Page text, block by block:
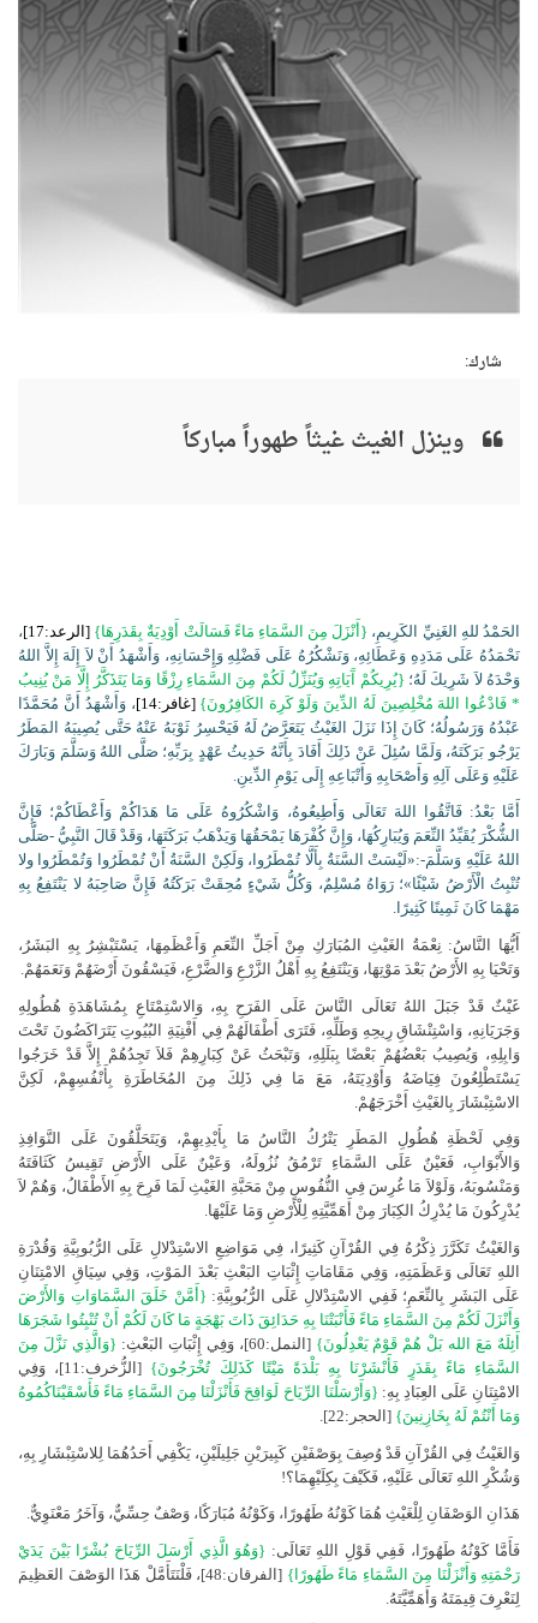
شارك:
وينزل الغيث غيثاً طهوراً مباركاً
الحَمْدُ للهِ الغَنِيِّ الكَرِيمِ، {أَنْزَلَ مِنَ السَّمَاءِ مَاءً فَسَالَتْ أَوْدِيَةٌ بِقَدَرِهَا} [الرعد:17]
،
نَحْمَدُهُ عَلَى مَدَدِهِ وَعَطَائِهِ، وَنَشْكُرُهُ عَلَى فَضْلِهِ وَإِحْسَانِهِ، وَأَشْهَدُ أَنْ لاَ إِلَهَ إِلاَّ اللهُ
وَحْدَهُ لاَ شَرِيكَ لَهُ؛ {يُرِيكُمْ آَيَاتِهِ وَيُنَزِّلُ لَكُمْ مِنَ السَّمَاءِ رِزْقًا وَمَا يَتَذَكَّرُ إِلَّا مَنْ يُنِيبُ
* فَادْعُوا اللهَ مُخْلِصِينَ لَهُ الدِّينَ وَلَوْ كَرِهَ الكَافِرُونَ} [غافر:14]
، وَأَشْهَدُ أَنَّ مُحَمَّدًا
عَبْدُهُ وَرَسُولُهُ؛ كَانَ إِذَا نَزَلَ الغَيْثُ يَتَعَرَّضُ لَهُ فَيَحْسِرُ ثَوْبَهُ عَنْهُ حَتَّى يُصِيبَهُ المَطَرُ
يَرْجُو بَرَكَتَهُ، وَلَمَّا سُئِلَ عَنْ ذَلِكَ أَفَادَ بِأَنَّهُ حَدِيثُ عَهْدٍ بِرَبِّهِ؛ صَلَّى اللهُ وَسَلَّمَ وَبَارَكَ
عَلَيْهِ وَعَلَى آلِهِ وَأَصْحَابِهِ وَأَتْبَاعِهِ إِلَى يَوْمِ الدِّينِ.
أَمَّا بَعْدُ: فَاتَّقُوا اللهَ تَعَالَى وَأَطِيعُوهُ، وَاشْكُرُوهُ عَلَى مَا هَدَاكُمْ وَأَعْطَاكُمْ؛ فَإِنَّ
الشُّكْرَ يُقَيِّدُ النِّعَمَ وَيُبَارِكُهَا، وَإِنَّ كُفْرَهَا يَمْحَقُهَا وَيَذْهَبُ بَرَكَتَهَا، وَقَدْ قَالَ النَّبِيُّ -صَلَّى
اللهُ عَلَيْهِ وَسَلَّمَ-:«لَيْسَتْ السَّنَةُ بِأَلَّا تُمْطَرُوا، وَلَكِنْ السَّنَةُ أَنْ تُمْطَرُوا وَتُمْطَرُوا ولا
تُنْبِتُ الْأَرْضُ شَيْئًا»؛ رَوَاهُ مُسْلِمٌ، وَكُلُّ شَيْءٍ مُحِقَتْ بَرَكَتُهُ فَإِنَّ صَاحِبَهُ لا يَنْتَفِعُ بِهِ
مَهْمَا كَانَ ثَمِينًا كَثِيرًا.
أَيُّهَا النَّاسُ: نِعْمَةُ الغَيْثِ المُبَارَكِ مِنْ أَجَلِّ النِّعَمِ وَأَعْظَمِهَا، يَسْتَبْشِرُ بِهِ البَشَرُ،
وَتَحْيَا بِهِ الأَرْضُ بَعْدَ مَوْتِهَا، وَيَنْتَفِعُ بِهِ أَهْلُ الزَّرْعِ وَالضَّرْعِ، فَيَسْقُونَ أَرْضَهُمْ وَنَعَمَهُمْ.
غَيْثٌ قَدْ جَبَلَ اللهُ تَعَالَى النَّاسَ عَلَى الفَرَحِ بِهِ، وَالاسْتِمْتَاعِ بِمُشَاهَدَةِ هُطُولِهِ
وَجَرَيَانِهِ، وَاسْتِنْشَاقِ رِيحِهِ وَطَلِّهِ، فَتَرَى أَطْفَالَهُمْ فِي أَفْنِيَةِ البُيُوتِ يَتَرَاكَضُونَ تَحْتَ
وَابِلِهِ، وَيُصِيبُ بَعْضُهُمْ بَعْضًا بِبَلَلِهِ، وَتَبْحَثُ عَنْ كِبَارِهِمْ فَلاَ تَجِدُهُمْ إِلاَّ قَدْ خَرَجُوا
يَسْتَطْلِعُونَ فِيَاضَهُ وَأَوْدِيَتَهُ، مَعَ مَا فِي ذَلِكَ مِنَ المُخَاطَرَةِ بِأَنْفُسِهِمْ، لَكِنَّ
الاسْتِبْشَارَ بِالغَيْثِ أَخْرَجَهُمْ.
وَفِي لَحْظَةِ هُطُولِ المَطَرِ يَتْرُكُ النَّاسُ مَا بِأَيْدِيهِمْ، وَيَتَحَلَّقُونَ عَلَى النَّوَافِذِ
وَالأَبْوَابِ، فَعَيْنٌ عَلَى السَّمَاءِ تَرْمُقُ نُزُولَهُ، وَعَيْنٌ عَلَى الأَرْضِ تَقِيسُ كَثَافَتَهُ
وَمَنْسُوبَهُ، وَلَوْلاَ مَا غُرِسَ فِي النُّفُوسِ مِنْ مَحَبَّةِ الغَيْثِ لَمَا فَرِحَ بِهِ الأَطْفَالُ، وَهُمْ لاَ
يُدْرِكُونَ مَا يُدْرِكُ الكِبَارَ مِنْ أَهَمِّيَّتِهِ لِلْأَرْضِ وَمَا عَلَيْهَا.
وَالغَيْثُ تَكَرَّرَ ذِكْرُهُ فِي القُرْآنِ كَثِيرًا، فِي مَوَاضِعِ الاسْتِدْلالِ عَلَى الرُّبُوبِيَّةِ وَقُدْرَةِ
اللهِ تَعَالَى وَعَظَمَتِهِ، وَفِي مَقَامَاتِ إِثْبَاتِ البَعْثِ بَعْدَ المَوْتِ، وَفِي سِيَاقِ الامْتِنَانِ
عَلَى البَشَرِ بِالنِّعَمِ؛ فَفِي الاسْتِدْلالِ عَلَى الرُّبُوبِيَّةِ: {أَمَّنْ خَلَقَ السَّمَاوَاتِ وَالأَرْضَ
وَأَنْزَلَ لَكُمْ مِنَ السَّمَاءِ مَاءً فَأَنْبَتْنَا بِهِ حَدَائِقَ ذَاتَ بَهْجَةٍ مَا كَانَ لَكُمْ أَنْ تُنْبِتُوا شَجَرَهَا
أَئِلَهٌ مَعَ الله بَلْ هُمْ قَوْمٌ يَعْدِلُونَ} [النمل:60]، وَفِي إِثْبَاتِ البَعْثِ:
{وَالَّذِي نَزَّلَ مِنَ
السَّمَاءِ مَاءً بِقَدَرٍ فَأَنْشَرْنَا بِهِ بَلْدَةً مَيْتًا كَذَلِكَ تُخْرَجُونَ}
[الزُّخرف:11]، وَفِي
الامْتِنَانِ عَلَى العِبَادِ بِهِ: {وَأَرْسَلْنَا الرِّيَاحَ لَوَاقِحَ فَأَنْزَلْنَا مِنَ السَّمَاءِ مَاءً فَأَسْقَيْنَاكُمُوهُ
وَمَا أَنْتُمْ لَهُ بِخَازِنِينَ} [الحجر:22].
وَالغَيْثُ فِي القُرْآنِ قَدْ وُصِفَ بِوَصْفَيْنِ كَبِيرَيْنِ جَلِيلَيْنِ، يَكْفِي أَحَدُهُمَا لِلاسْتِبْشَارِ بِهِ،
وَشُكْرِ اللهِ تَعَالَى عَلَيْهِ، فَكَيْفَ بِكِلَيْهِمَا؟!
هَذَانِ الوَصْفَانِ لِلْغَيْثِ هُمَا كَوْنُهُ طَهُورًا، وَكَوْنُهُ مُبَارَكًا، وَصْفٌ حِسِّيٌّ، وَآخَرُ مَعْنَوِيٌّ.
فَأَمَّا كَوْنُهُ طَهُورًا، فَفِي قَوْلِ اللهِ تَعَالَى: {وَهُوَ الَّذِي أَرْسَلَ الرِّيَاحَ بُشْرًا بَيْنَ يَدَيْ
رَحْمَتِهِ وَأَنْزَلْنَا مِنَ السَّمَاءِ مَاءً طَهُورًا}
[الفرقان:48]، فَلْنَتَأَمَّلْ هَذَا الوَصْفَ العَظِيمَ
لِنَعْرِفَ قِيمَتَهُ وَأَهَمِّيَّتَهُ.